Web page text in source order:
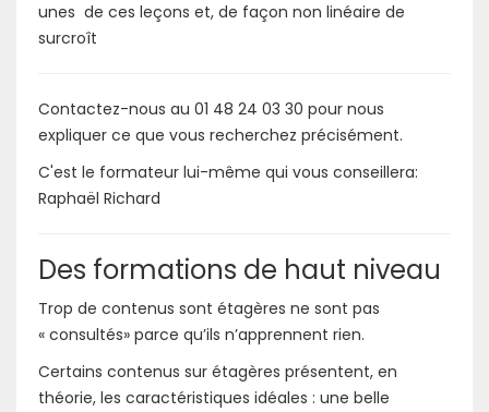
unes de ces leçons et, de façon non linéaire de
surcroît
Contactez-nous au 01 48 24 03 30 pour nous
expliquer ce que vous recherchez précisément.
C'est le formateur lui-même qui vous conseillera:
Raphaël Richard
Des formations de haut niveau
Trop de contenus sont étagères ne sont pas
« consultés» parce qu’ils n’apprennent rien.
Certains contenus sur étagères présentent, en
théorie, les caractéristiques idéales : une belle